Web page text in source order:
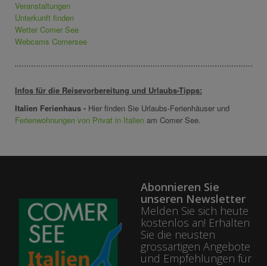
Veranstaltungen
Unterkunft finden
Wetter Comer See
Webcams Comersee
Infos für die Reisevorbereitung und Urlaubs-Tipps:
Italien Ferienhaus - Hier finden Sie Urlaubs-Ferienhäuser und
Ferienwohnungen von Privat in Italien am Comer See.
Abonnieren Sie
unseren Newsletter
Melden Sie sich heute
kostenlos an! Erhalten
Sie die neusten
grossartigen Angebote
und Empfehlungen für